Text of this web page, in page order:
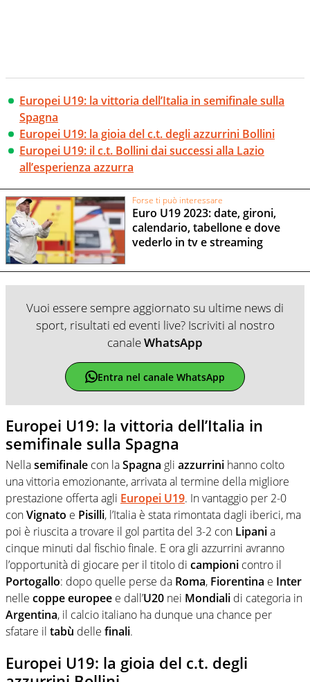
Europei U19: la vittoria dell’Italia in semifinale sulla
Spagna
Europei U19: la gioia del c.t. degli azzurrini Bollini
Europei U19: il c.t. Bollini dai successi alla Lazio
all’esperienza azzurra
Forse ti può interessare
Euro U19 2023: date, gironi,
calendario, tabellone e dove
vederlo in tv e streaming
Vuoi essere sempre aggiornato su ultime news di
sport, risultati ed eventi live? Iscriviti al nostro
canaleWhatsApp
Entra nel canale WhatsApp
Europei U19: la vittoria dell’Italia in
semifinale sulla Spagna
Nellasemifinale con laSpagna gli azzurrini hanno colto
una vittoria emozionante, arrivata al termine della migliore
prestazione offerta agli Europei U19. In vantaggio per 2-0
conVignato e Pisilli, l’Italia è stata rimontata dagli iberici, ma
poi è riuscita a trovare il gol partita del 3-2 con Lipania
cinque minuti dal fischio finale. E ora gli azzurrini avranno
l’opportunità di giocare per il titolo di campioni contro il
Portogallo: dopo quelle perse da Roma, Fiorentina e Inter
nelle coppe europee e dall’U20 nei Mondiali di categoria in
Argentina, il calcio italiano ha dunque una chance per
sfatare il tabù delle finali.
Europei U19: la gioia del c.t. degli